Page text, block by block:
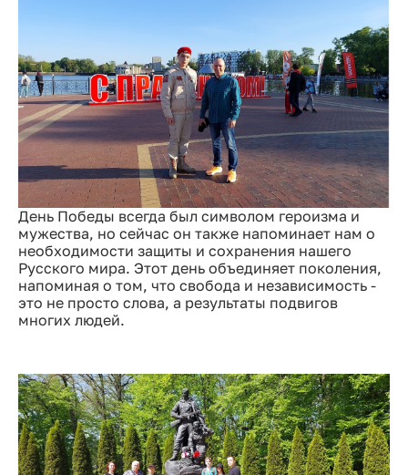
День Победы всегда был символом героизма и
мужества, но сейчас он также напоминает нам о
необходимости защиты и сохранения нашего
Русского мира. Этот день объединяет поколения,
напоминая о том, что свобода и независимость -
это не просто слова, а результаты подвигов
многих людей.